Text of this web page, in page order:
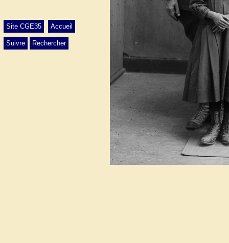
Site CGE35 Accueil
Suivre Rechercher